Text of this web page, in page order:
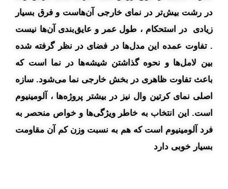
در رشت بیش‌تر در نمای خارجی آن‌هاست و فرق بسیار
زیادی در استحکام ، طول عمر و عایق‌بندی آن‌ها نیست
. تفاوت عمده این مدل‌ها در فضای در نظر گرفته شده
بین لامل‌ها و نحوه گذاشتن شیشه‌ها در نما است که
باعث تفاوت ظاهری در بخش خارجی نما می‌شود. سازه
اصلی نمای کرتین وال نیز در بیشتر پروژه‌ها ، آلومینیوم
است. این انتخاب به خاطر ویژگی‌ها و خواص منحصر به
فرد آلومینیوم است که هم به نسبت وزن کم آن مقاومت
بسیار خوبی دارد